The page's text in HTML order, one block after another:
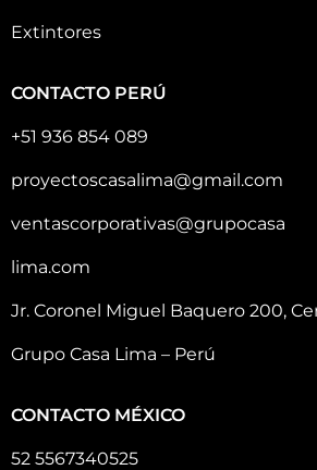
Extintores
CONTACTO PERÚ
+51 936 854 089
proyectoscasalima@gmail.com
ventascorporativas@grupocasa
lima.com
Jr. Coronel Miguel Baquero 200,
Grupo Casa Lima – Perú
CONTACTO MÉXICO
52 5567340525